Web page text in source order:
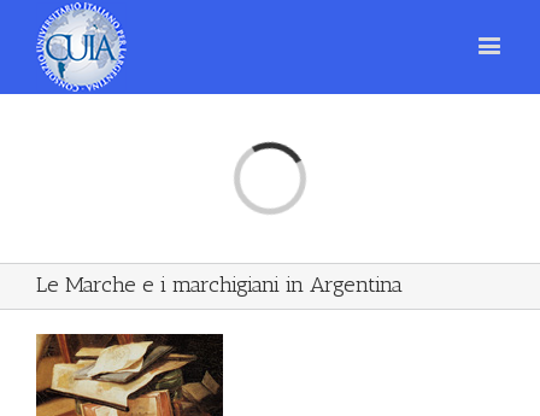
Loading...
Le Marche e i marchigiani in Argentina